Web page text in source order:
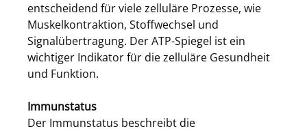
entscheidend für viele zelluläre Prozesse, wie
Muskelkontraktion, Stoffwechsel und
Signalübertragung. Der ATP-Spiegel ist ein
wichtiger Indikator für die zelluläre Gesundheit
und Funktion.
Immunstatus
Der Immunstatus beschreibt die